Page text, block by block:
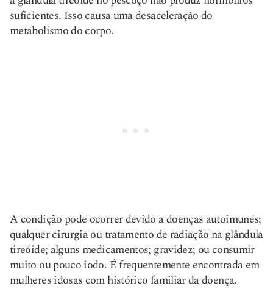
suficientes. Isso causa uma desaceleração do
metabolismo do corpo.
A condição pode ocorrer devido a doenças autoimunes;
qualquer cirurgia ou tratamento de radiação na glândula
tireóide; alguns medicamentos; gravidez; ou consumir
muito ou pouco iodo. É frequentemente encontrada em
mulheres idosas com histórico familiar da doença.